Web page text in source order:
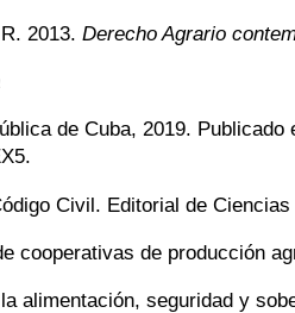
R. 2013. Derecho Agrario
de Cuba, 2019.
Civil. Editorial de
cooperativas de producción
alimentación, seguridad y